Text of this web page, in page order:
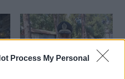
Process My Personal